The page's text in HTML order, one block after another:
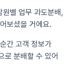
별 업무 과도분배,
보셨을 거에요.
간 고객 정보가
로 분배할 수 있어